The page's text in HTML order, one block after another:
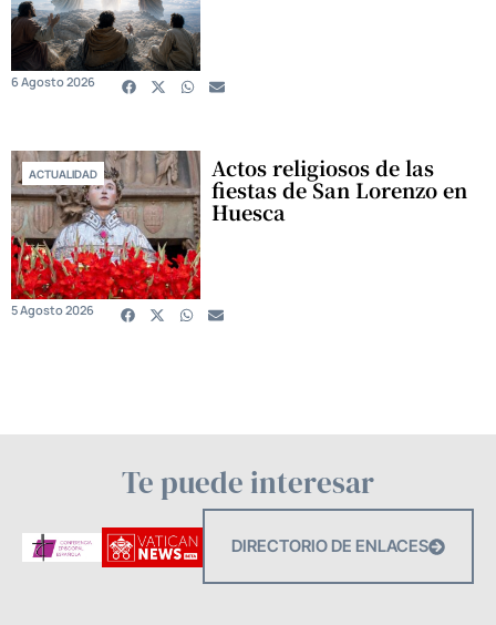
6 Agosto 2026
ACTUALIDAD Actos religiosos de las
fiestas de San Lorenzo en
Huesca
5 Agosto 2026
Te puede interesar
DIRECTORIO DE ENLACES